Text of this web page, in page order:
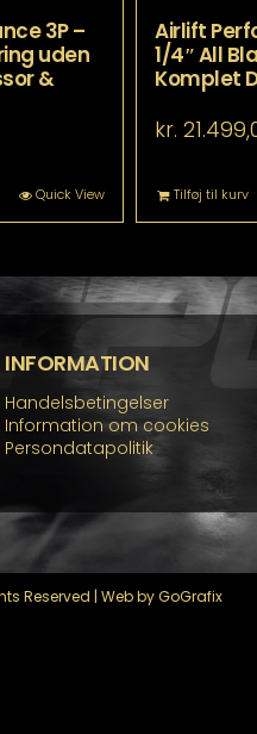
3P –
uden
&
Quick View
Airlift
1/4″ All
Komplet
kr.
Tilføj til kurv
INFORMATION
Handelsbetingelser
Information om cookies
Persondatapolitik
Reserved | Web by GoGrafix